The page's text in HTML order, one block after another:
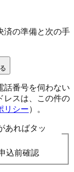
済の準備と次の手
話番号を伺わない
レスは、この件の
リシー）。
あればタッ
込前確認